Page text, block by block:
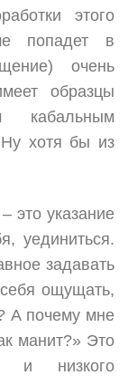
этого
попадет в
очень
образцы
хотя бы из
это указание
уединиться.
задавать
ощущать,
А почему мне
манит?» Это
и низкого